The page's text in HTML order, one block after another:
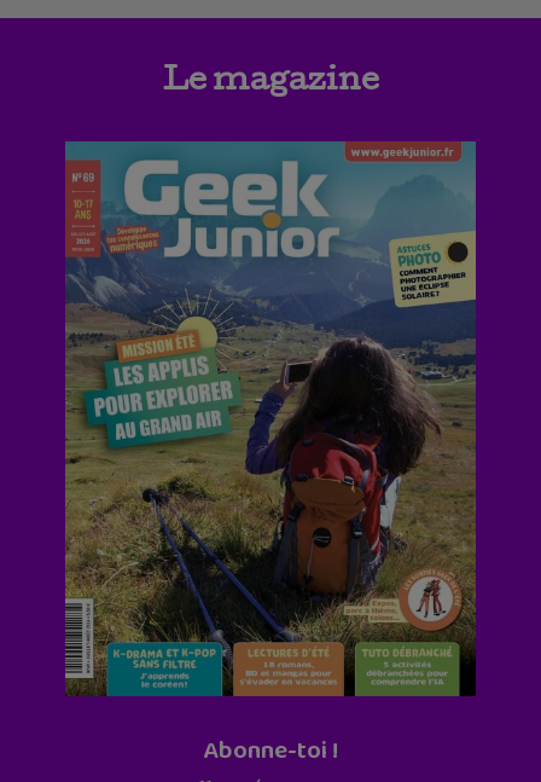
Le magazine
Abonne-toi !